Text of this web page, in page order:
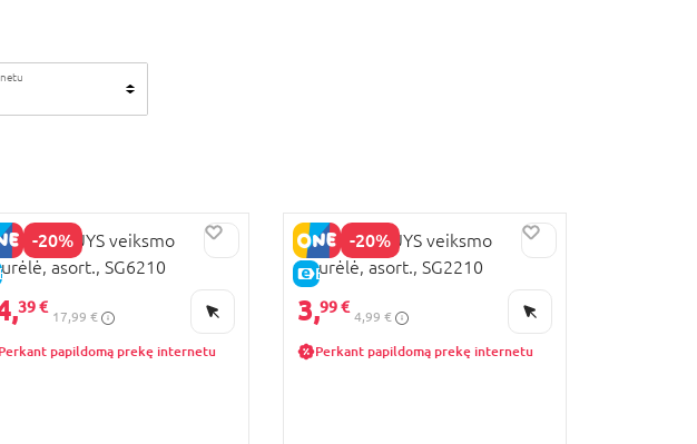
-20%
E-KAINA
GUYS veiksmo
asort., SG6210
39 €
17,99 €
Perkant papildomą prekę internetu
-20%
E-KAINA
STUMBLE GUYS veiksmo
figurėlė, asort., SG2210
3,99 €
4,99 €
Perkant papildomą prekę internetu